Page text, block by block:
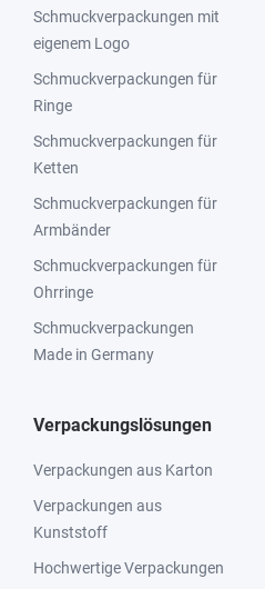
Schmuckverpackungen mit
eigenem Logo
Schmuckverpackungen für
Ringe
Schmuckverpackungen für
Ketten
Schmuckverpackungen für
Armbänder
Schmuckverpackungen für
Ohrringe
Schmuckverpackungen
Made in Germany
Verpackungslösungen
Verpackungen aus Karton
Verpackungen aus
Kunststoff
Hochwertige Verpackungen